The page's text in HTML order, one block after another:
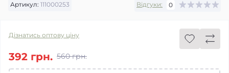
Артикул: 111000253 Відгуки: 0
Дізнатись оптову ціну
560 грн.
392 грн.